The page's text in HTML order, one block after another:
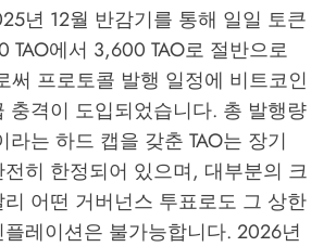
년 12월 반감기를 통해 일일 토큰
TAO에서 3,600 TAO로 절반으로
써 프로토콜 발행 일정에 비트코인
충격이 도입되었습니다. 총 발행량
는 하드 캡을 갖춘 TAO는 장기
히 한정되어 있으며, 대부분의 크
어떤 거버넌스 투표로도 그 상한
레이션은 불가능합니다. 2026년